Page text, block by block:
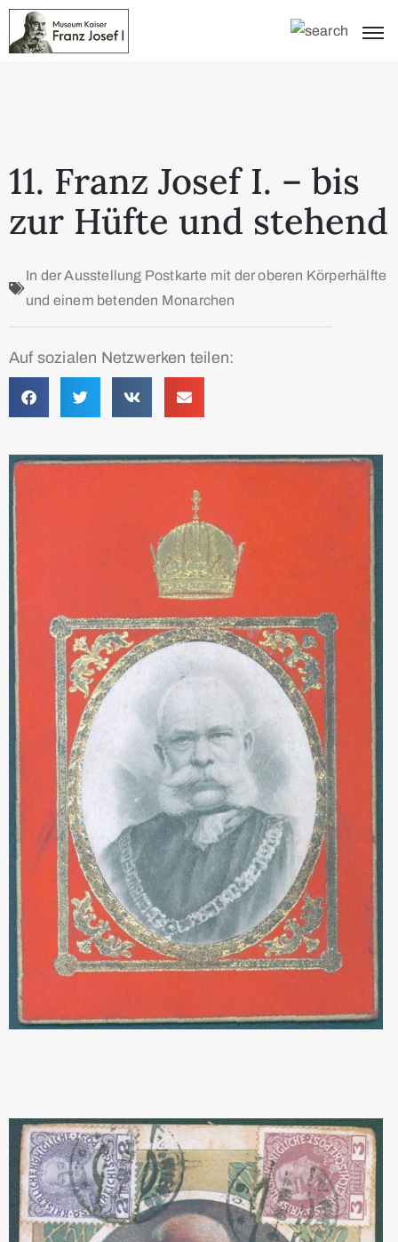
11. Franz Josef I. – bis
zur Hüfte und stehend
In der Ausstellung Postkarte mit der oberen Körperhälfte
und einem betenden Monarchen
Auf sozialen Netzwerken teilen: